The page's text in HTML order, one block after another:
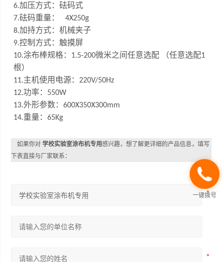
6.加压方式：砝码式
7.砝码重量：4X250g
8.加持方式：机械夹子
9.控制方式：触摸屏
10.涂布棒规格： 1.5-200微米之间任意选配 （任意选配1
根）
11.主机使用电源： 220V/50Hz
12.功率： 550W
13.外形参数：600X350X300mm
14.重量：65Kg
如果你对学校实验室涂布机专用感兴趣，想了解更详细的产品信息，填写
下表直接与厂家联系：
一键拨号